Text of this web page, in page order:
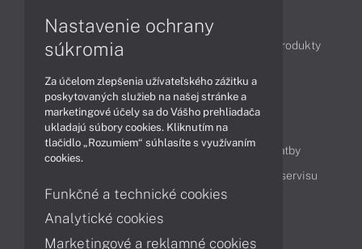
Články
Obchodné informácie
Produkty
Obsah
Ako nakupovať
Možnosti doručenia a platby
Cenník servisu
Kontakty
Nastavenie ochrany
súkromia
Za účelom zlepšenia užívateľského zážitku a
poskytovaných služieb na našej stránke a
marketingové účely sa do Vášho prehliadača
ukladajú súbory cookies. Kliknutím na
tlačidlo „Rozumiem“ súhlasíte s využívaním
cookies.
Funkčné a technické cookies
Analytické cookies
Marketingové a reklamné cookies